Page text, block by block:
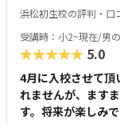
浜松初生校の評判・口
受講時：小2~現在/男
★★★★★ 5.0
4月に入校させて頂
れませんが、ます
す。将来が楽しみで